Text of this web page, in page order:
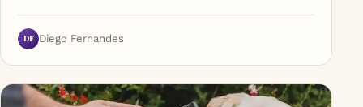
DF Diego Fernandes